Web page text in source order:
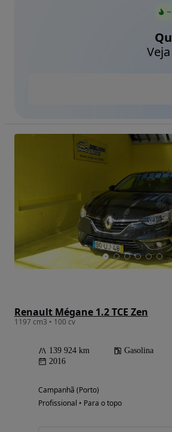
Renault Mégane 1.2 TCE Zen
1197 cm3 • 100 cv
139 924 km Gasolina
2016
Campanhã (Porto)
Profissional • Para o topo